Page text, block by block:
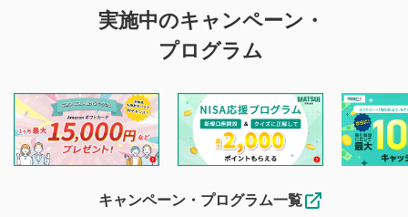
投稿に関する注意
を目的として、各動画コンテンツに、評価およびコメントの
投稿ができます。利用者は以下の注意事項をご理解のうえ、
閲覧および投稿を行うものとしてください。
他の利用者が動画を視聴される際の参考になるコメントをお
待ちしております。
なお、投稿をもって、本注意事項に同意されたものとみなし
実施中のキャンペーン・
プログラム
キャンペーン・プログラム一覧